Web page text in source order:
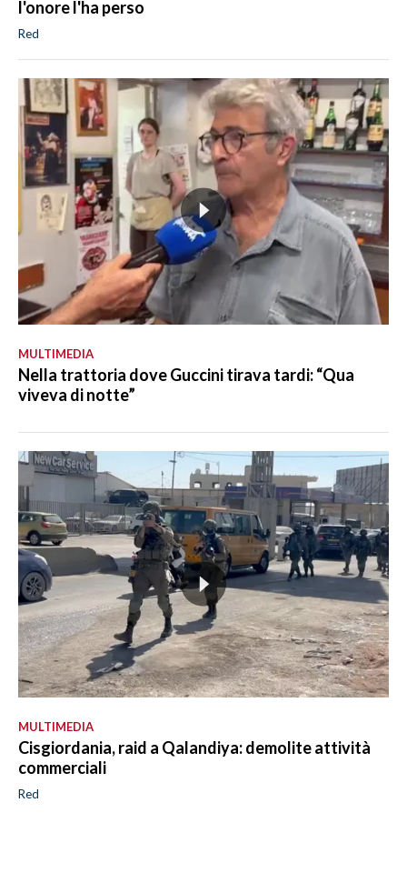
l'onore l'ha perso
Red
MULTIMEDIA
Nella trattoria dove Guccini tirava tardi: “Qua
viveva di notte”
MULTIMEDIA
Cisgiordania, raid a Qalandiya: demolite attività
commerciali
Red